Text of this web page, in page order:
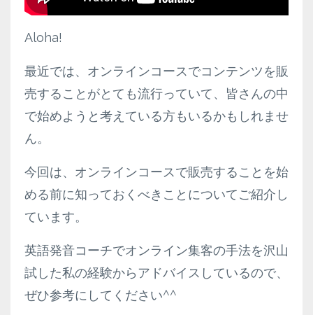
Aloha!
最近では、オンラインコースでコンテンツを販
売することがとても流行っていて、皆さんの中
で始めようと考えている方もいるかもしれませ
ん。
今回は、オンラインコースで販売することを始
める前に知っておくべきことについてご紹介し
ています。
英語発音コーチでオンライン集客の手法を沢山
試した私の経験からアドバイスしているので、
ぜひ参考にしてください^^